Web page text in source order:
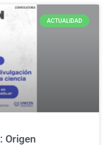
ACTUALIDAD
Origen